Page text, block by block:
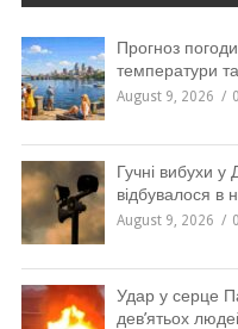
Прогноз
температури
August 9, 2026
Гучні вибухи у
відбувалося в
August 9, 2026
Удар у серце
дев’ятьох